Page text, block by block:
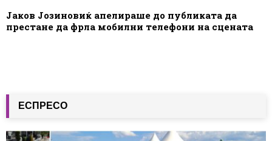
Јаков Јозиновиќ апелираше до публиката да
престане да фрла мобилни телефони на сцената
ЕСПРЕСО